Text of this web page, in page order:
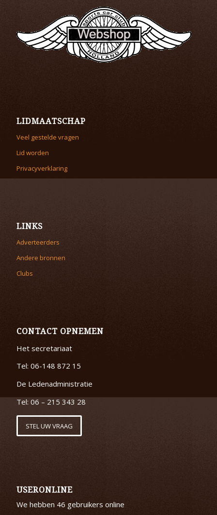
LIDMAATSCHAP
Veel gestelde vragen
Lid worden
Privacyverklaring
LINKS
Adverteerders
Andere bronnen
Clubs
CONTACT OPNEMEN
Het secretariaat
Tel: 06-148 872 15
De Ledenadministratie
Tel: 06 – 215 343 28
STEL UW VRAAG
USERONLINE
We hebben 46 gebruikers online